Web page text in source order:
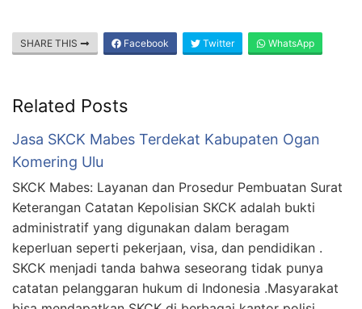
SHARE THIS Facebook Twitter WhatsApp
Related Posts
Jasa SKCK Mabes Terdekat Kabupaten Ogan
Komering Ulu
SKCK Mabes: Layanan dan Prosedur Pembuatan Surat
Keterangan Catatan Kepolisian SKCK adalah bukti
administratif yang digunakan dalam beragam
keperluan seperti pekerjaan, visa, dan pendidikan .
SKCK menjadi tanda bahwa seseorang tidak punya
catatan pelanggaran hukum di Indonesia .Masyarakat